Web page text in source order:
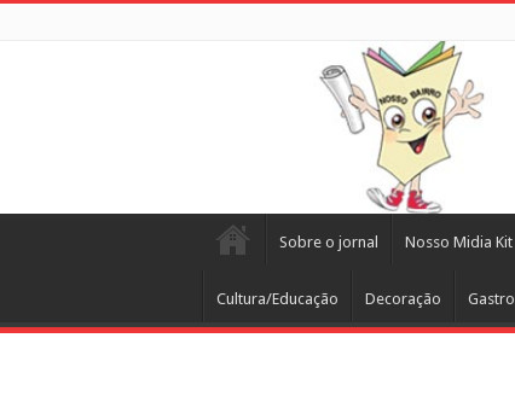
Sobre o jornal Nosso Midia Kit
Cultura/Educação Decoração